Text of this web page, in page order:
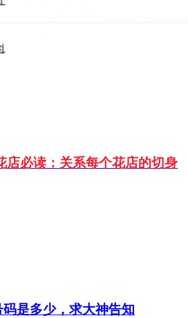
店必读：关系每个花店的切身
是多少，求大神告知